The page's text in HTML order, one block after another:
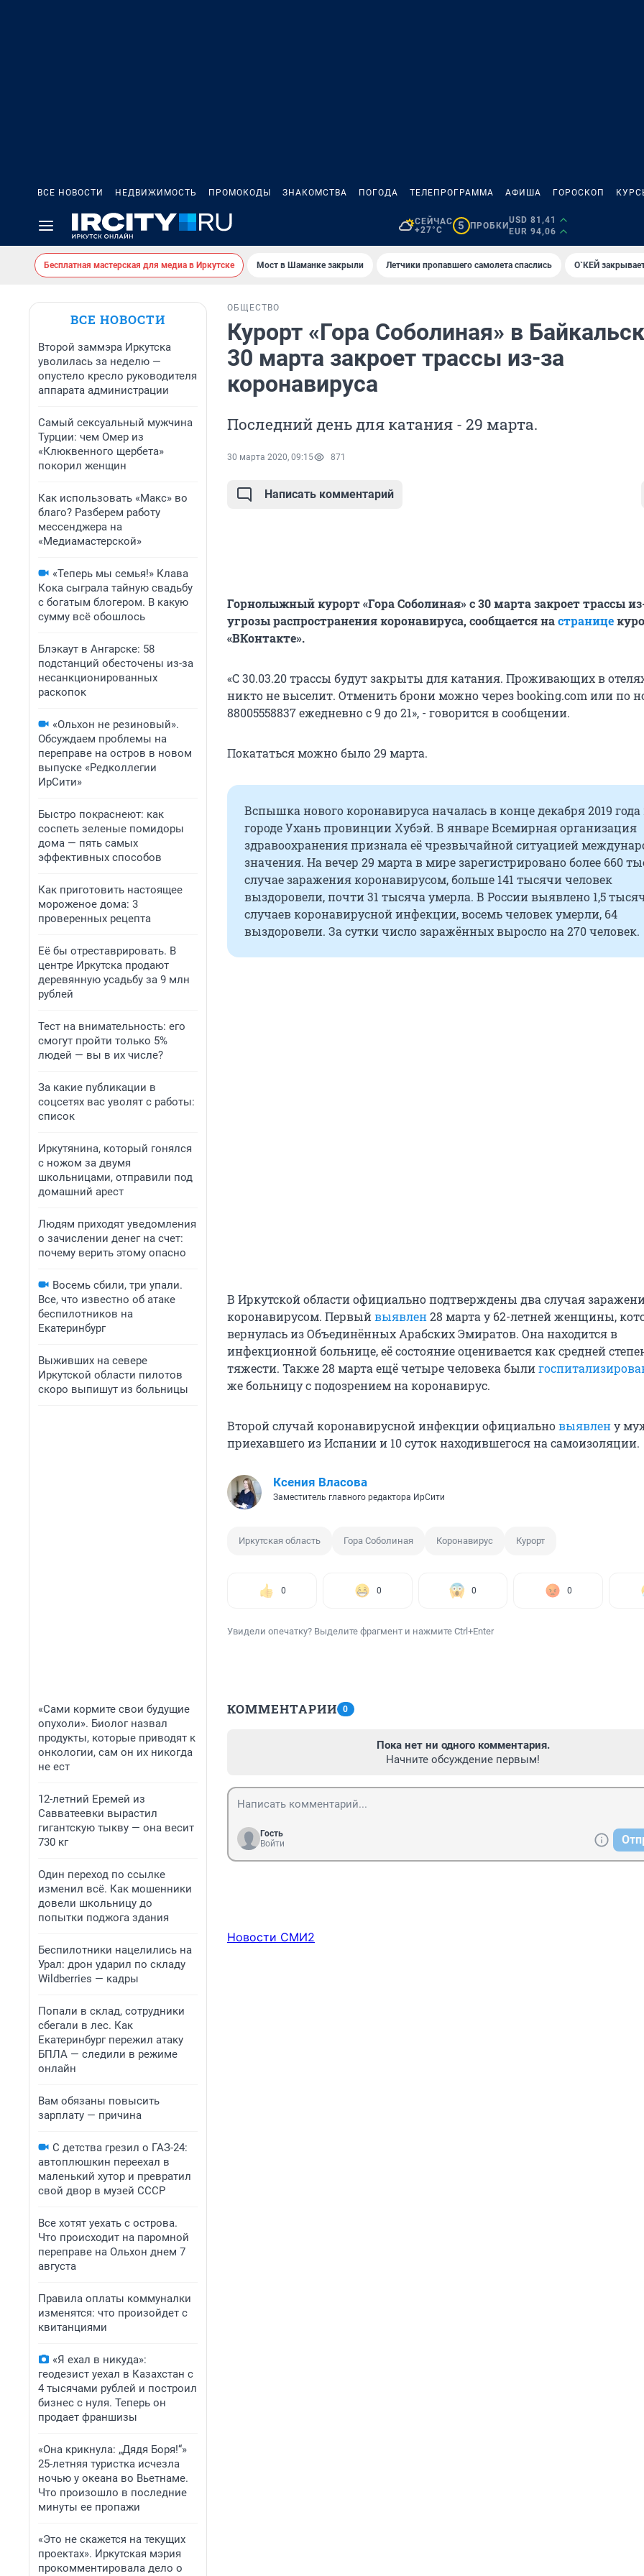
ВСЕ НОВОСТИ НЕДВИЖИМОСТЬ ПРОМОКОДЫ ЗНАКОМСТВА ПОГОДА ТЕЛЕПРОГРАММА АФИША ГОРОСКОП
СЕЙЧАС
+27°C
5 ПРОБКИ
USD 81,41
EUR 94,06
Бесплатная мастерская для медиа в Иркутске Мост в Шаманке закрыли Летчики пропавшего самолета спаслись О`КЕЙ
ВСЕ НОВОСТИ
Второй заммэра Иркутска
уволилась за неделю —
опустело кресло руководителя
аппарата администрации
Самый сексуальный мужчина
Турции: чем Омер из
«Клюквенного щербета»
покорил женщин
Как использовать «Макс» во
благо? Разберем работу
мессенджера на
«Медиамастерской»
«Теперь мы семья!» Клава
Кока сыграла тайную свадьбу
с богатым блогером. В какую
сумму всё обошлось
Блэкаут в Ангарске: 58
подстанций обесточены из-за
несанкционированных
раскопок
«Ольхон не резиновый».
Обсуждаем проблемы на
переправе на остров в новом
выпуске «Редколлегии
ИрСити»
Быстро покраснеют: как
соспеть зеленые помидоры
дома — пять самых
эффективных способов
Как приготовить настоящее
мороженое дома: 3
проверенных рецепта
Её бы отреставрировать. В
центре Иркутска продают
деревянную усадьбу за 9 млн
рублей
Тест на внимательность: его
смогут пройти только 5%
людей — вы в их числе?
За какие публикации в
соцсетях вас уволят с работы:
список
Иркутянина, который гонялся
с ножом за двумя
школьницами, отправили под
домашний арест
Людям приходят уведомления
о зачислении денег на счет:
почему верить этому опасно
Восемь сбили, три упали.
Все, что известно об атаке
беспилотников на
Екатеринбург
Выживших на севере
Иркутской области пилотов
скоро выпишут из больницы
«Сами кормите свои будущие
опухоли». Биолог назвал
продукты, которые приводят к
онкологии, сам он их никогда
не ест
12-летний Еремей из
Савватеевки вырастил
гигантскую тыкву — она весит
730 кг
Один переход по ссылке
изменил всё. Как мошенники
довели школьницу до
попытки поджога здания
Беспилотники нацелились на
Урал: дрон ударил по складу
Wildberries — кадры
Попали в склад, сотрудники
сбегали в лес. Как
Екатеринбург пережил атаку
БПЛА — следили в режиме
онлайн
Вам обязаны повысить
зарплату — причина
С детства грезил о ГАЗ-24:
автоплюшкин переехал в
маленький хутор и превратил
свой двор в музей СССР
Все хотят уехать с острова.
Что происходит на паромной
переправе на Ольхон днем 7
августа
Правила оплаты коммуналки
изменятся: что произойдет с
квитанциями
«Я ехал в никуда»:
геодезист уехал в Казахстан с
4 тысячами рублей и построил
бизнес с нуля. Теперь он
продает франшизы
«Она крикнула: „Дядя Боря!“»
25-летняя туристка исчезла
ночью у океана во Вьетнаме.
Что произошло в последние
минуты ее пропажи
«Это не скажется на текущих
проектах». Иркутская мэрия
прокомментировала дело о
ОБЩЕСТВО
Курорт «Гора Соболиная» в
30 марта закроет трассы из-за
коронавируса
Последний день для катания - 29 марта.
30 марта 2020, 09:15 871
Написать комментарий
Горнолыжный курорт «Гора Соболиная» с 30 марта закроет трассы
угрозы распространения коронавируса, сообщается настранице
«ВКонтакте».
«С 30.03.20 трассы будут закрыты для катания. Проживающих в
никто не выселит. Отменить брони можно через booking.com или по
88005558837 ежедневно с 9 до 21», - говорится в сообщении.
Покататься можно было 29 марта.
Вспышка нового коронавируса началась в конце декабря 2019 года
городе Ухань провинции Хубэй. В январе Всемирная организация
здравоохранения признала её чрезвычайной ситуацией
значения. На вечер 29 марта в мире зарегистрировано более 660
случае заражения коронавирусом, больше 141 тысячи человек
выздоровели, почти 31 тысяча умерла. В России выявлено 1,5
случаев коронавирусной инфекции, восемь человек умерли, 64
выздоровели. За сутки число заражённых выросло на 270 человек.
В Иркутской области официально подтверждены два случая
коронавирусом. Первыйвыявлен28 марта у 62-летней женщины,
вернулась из Объединённых Арабских Эмиратов. Она находится в
инфекционной больнице, её состояние оценивается как средней
тяжести. Также 28 марта ещё четыре человека были
же больницу с подозрением на коронавирус.
Второй случай коронавирусной инфекции официальновыявлену
приехавшего из Испании и 10 суток находившегося на самоизоляции.
Ксения Власова
Заместитель главного редактора ИрСити
Иркутская область Гора Соболиная Коронавирус Курорт
0 0 0 0
Увидели опечатку? Выделите фрагмент и нажмите Ctrl+Enter
КОММЕНТАРИИ 0
Пока нет ни одного комментария.
Начните обсуждение первым!
Гость
Войти
Новости СМИ2